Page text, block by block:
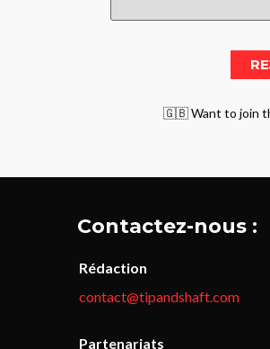
🇬🇧 Want to join
Contactez-nous :
Rédaction
contact@tipandshaft.com
Partenariats